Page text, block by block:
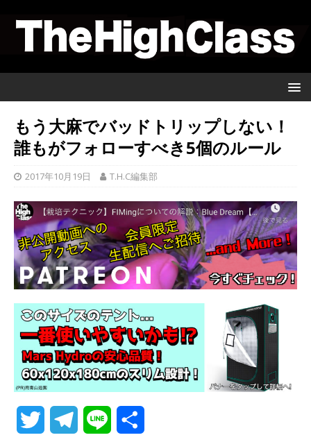
もう大麻でバッドトリップしない！
誰もがフォローすべき5個のルール
2017年10月19日 T.H.C編集部